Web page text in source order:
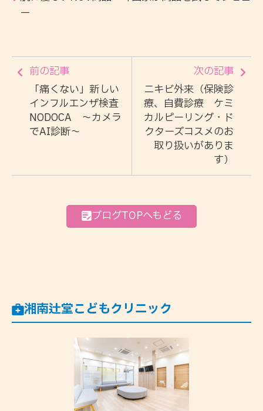
ー
前の記事
「痛くない」新しい
インフルエンザ検査
NODOCA 〜カメラ
でAI診断〜
次の記事
ニキビ外来（保険診
療、自費診療 ケミ
カルピーリング・ド
クターズコスメのお
取り扱いがありま
す）
ブログTOPへもどる
湘南辻堂こどもクリニック